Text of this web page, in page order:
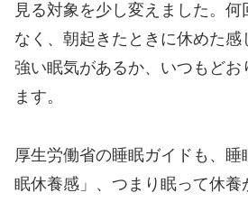
見る対象を少し変えました。
なく、朝起きたときに休めた感
強い眠気があるか、いつもどお
ます。
厚生労働省の睡眠ガイドも、
眠休養感」、つまり眠って休養